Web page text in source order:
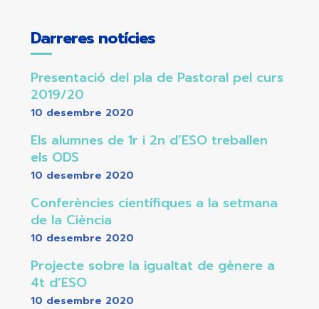
Darreres notícies
Presentació del pla de Pastoral pel curs
2019/20
10 desembre 2020
Els alumnes de 1r i 2n d’ESO treballen
els ODS
10 desembre 2020
Conferències científiques a la setmana
de la Ciència
10 desembre 2020
Projecte sobre la igualtat de gènere a
4t d’ESO
10 desembre 2020